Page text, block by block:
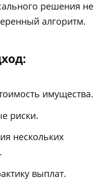
решения не
алгоритм.
имущества.
риски.
нескольких
выплат.